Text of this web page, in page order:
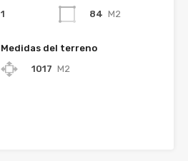
1
84 M2
Medidas del terreno
1017 M2